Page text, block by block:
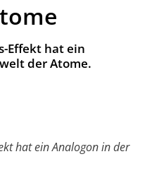
Effekt hat ein
der Atome.
hat ein Analogon in der